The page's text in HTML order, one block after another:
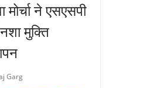
मोर्चा ने एसएसपी
मुक्ति
Garg